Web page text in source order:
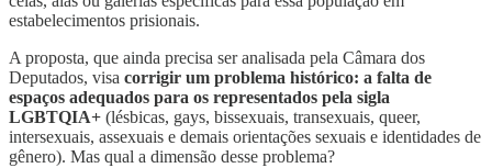
estabelecimentos prisionais.
A proposta, que ainda precisa ser analisada pela Câmara dos
Deputados, visa corrigir um problema histórico: a falta de
espaços adequados para os representados pela sigla
LGBTQIA+ (lésbicas, gays, bissexuais, transexuais, queer,
intersexuais, assexuais e demais orientações sexuais e identidades de
gênero). Mas qual a dimensão desse problema?